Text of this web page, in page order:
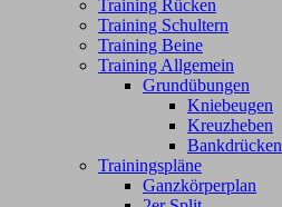
Training Rücken
Training Schultern
Training Beine
Training Allgemein
Grundübungen
Kniebeugen
Kreuzheben
Bankdrücken
Trainingspläne
Ganzkörperplan